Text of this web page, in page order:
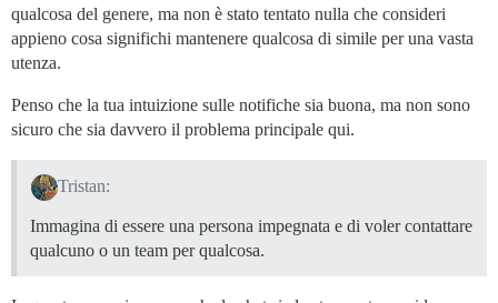
qualcosa del genere, ma non è stato tentato nulla che consideri
appieno cosa significhi mantenere qualcosa di simile per una vasta
utenza.
Penso che la tua intuizione sulle notifiche sia buona, ma non sono
sicuro che sia davvero il problema principale qui.
Tristan:
Immagina di essere una persona impegnata e di voler contattare
qualcuno o un team per qualcosa.